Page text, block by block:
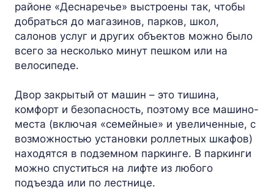
районе «Деснаречье» выстроены так, чтобы
добраться до магазинов, парков, школ,
салонов услуг и других объектов можно было
всего за несколько минут пешком или на
велосипеде.
Двор закрытый от машин – это тишина,
комфорт и безопасность, поэтому все машино-
места (включая «семейные» и увеличенные, с
возможностью установки роллетных шкафов)
находятся в подземном паркинге. В паркинги
можно спуститься на лифте из любого
подъезда или по лестнице.